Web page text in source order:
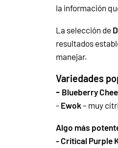
la información
La selección de
resultados
manejar.
Variedades
- Blueberry
- Ewok – muy
Algo más
- Critical Purple